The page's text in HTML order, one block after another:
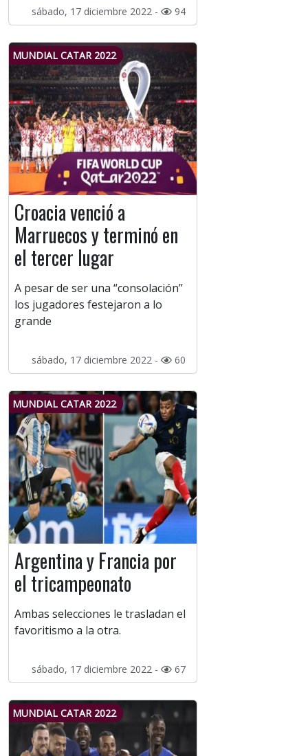
sábado, 17 diciembre 2022 - 94
MUNDIAL CATAR 2022
Croacia venció a
Marruecos y terminó en
el tercer lugar
A pesar de ser una “consolación”
los jugadores festejaron a lo
grande
sábado, 17 diciembre 2022 - 60
MUNDIAL CATAR 2022
Argentina y Francia por
el tricampeonato
Ambas selecciones le trasladan el
favoritismo a la otra.
sábado, 17 diciembre 2022 - 67
MUNDIAL CATAR 2022